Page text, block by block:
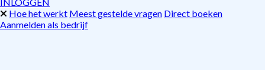
Hoe het werkt Meest gestelde vragen Direct boeken
Aanmelden als bedrijf